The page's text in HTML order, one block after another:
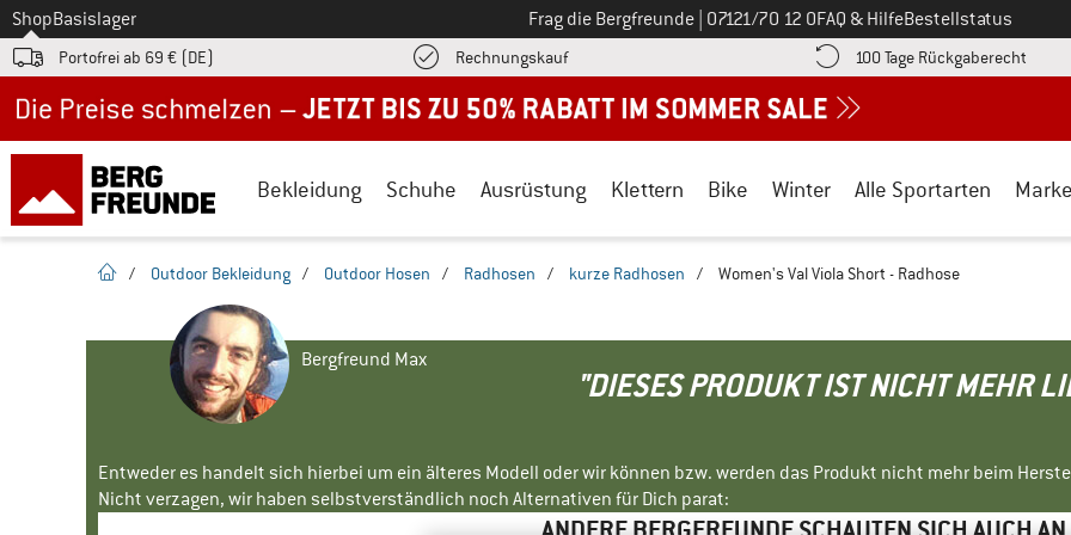
Zum
ShopBasislager Frag die Bergfreunde Ruf uns an unter
07121/70 12 0FAQ & HilfeBestellstatus
Portofrei ab 69 € (DE) RechnungskaufFinde die Zahlungs-Infos hier! Öffnet sich in einer Infobox
100 Tage Rückgaberecht
Bekleidung Schuhe Ausrüstung Klettern Bike Winter Alle Sportarten
Startseite
/ Outdoor Bekleidung / Outdoor Hosen / Radhosen / kurze Radhosen / Women's Val Viola Short - Radhose
Bergfreund Max
"DIESES PRODUKT IST NICHT MEHR
Entweder es handelt sich hierbei um ein älteres Modell oder wir können bzw. werden das Produkt nicht mehr beim
Nicht verzagen, wir haben selbstverständlich noch Alternativen für Dich parat: